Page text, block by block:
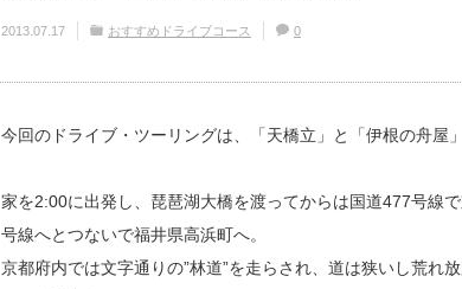
2013.07.17 おすすめドライブコース 0
今回のドライブ・ツーリングは、「天橋立」と「伊根の舟屋
家を2:00に出発し、琵琶湖大橋を渡ってからは国道477号線
号線へとつないで福井県高浜町へ。
京都府内では文字通りの”林道”を走らされ、道は狭いし荒れ